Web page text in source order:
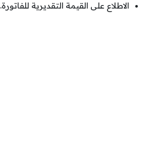
الاطلاع على القيمة التقديرية للفاتورة.